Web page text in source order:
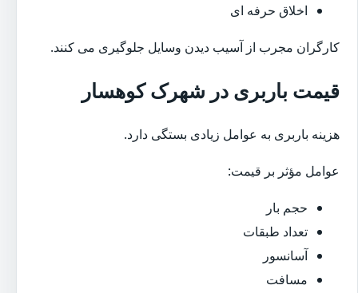
اخلاق حرفه ای
کارگران مجرب از آسیب دیدن وسایل جلوگیری می کنند.
قیمت باربری در شهرک کوهسار
هزینه باربری به عوامل زیادی بستگی دارد.
عوامل مؤثر بر قیمت:
حجم بار
تعداد طبقات
آسانسور
مسافت